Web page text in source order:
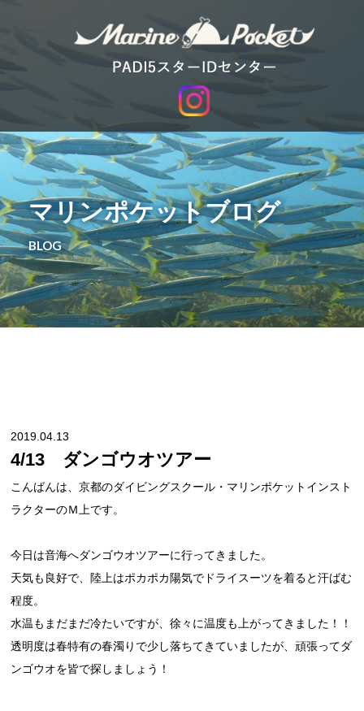
マリンポケットブログ
BLOG
2019.04.13
4/13 ダンゴウオツアー
こんばんは、京都のダイビングスクール・マリンポケットインスト
ラクターのＭ上です。
今日は音海へダンゴウオツアーに行ってきました。
天気も良好で、陸上はポカポカ陽気でドライスーツを着ると汗ばむ
程度。
水温もまだまだ冷たいですが、徐々に温度も上がってきました！！
透明度は春特有の春濁りで少し落ちてきていましたが、頑張ってダ
ンゴウオを皆で探しましょう！